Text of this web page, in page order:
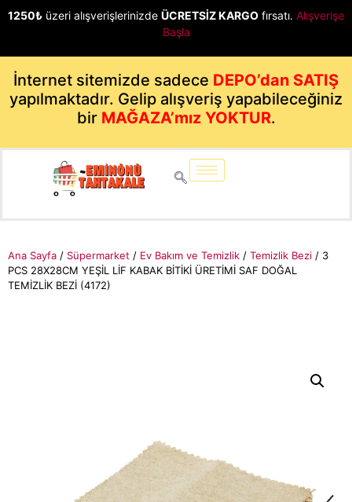
1250₺ üzeri alışverişlerinizde ÜCRETSİZ KARGO fırsatı. Alışverişe
Başla
İnternet sitemizde sadece DEPO’dan SATIŞ
yapılmaktadır. Gelip alışveriş yapabileceğiniz
bir MAĞAZA’mız YOKTUR.
Ana Sayfa / Süpermarket / Ev Bakım ve Temizlik / Temizlik Bezi / 3
PCS 28X28CM YEŞİL LİF KABAK BİTİKİ ÜRETİMİ SAF DOĞAL
TEMİZLİK BEZİ (4172)